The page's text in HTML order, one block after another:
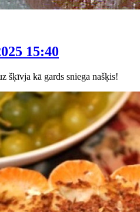
15:40
šķīvja kā gards sniega našķis!